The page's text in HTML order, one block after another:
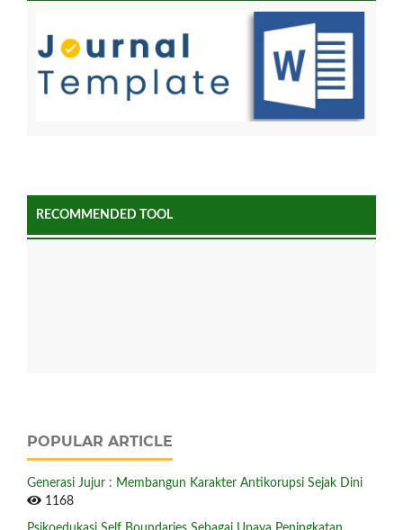
RECOMMENDED TOOL
POPULAR ARTICLE
Generasi Jujur : Membangun Karakter Antikorupsi Sejak Dini
1168